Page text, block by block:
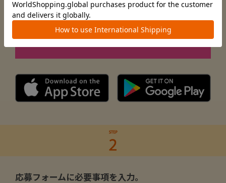
@combi_babylifedesign
応募フォームに必要事項を入力。